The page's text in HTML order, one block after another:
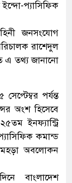
প্যাসিফিক
জনসংযোগ
রাশেদুল
এ তথ্য জানানো
পর্যন্ত
অংশ হিসেবে
ইনফ্যান্ট্রি
কমান্ড
মহড়া অবলোকন
বাংলাদেশ